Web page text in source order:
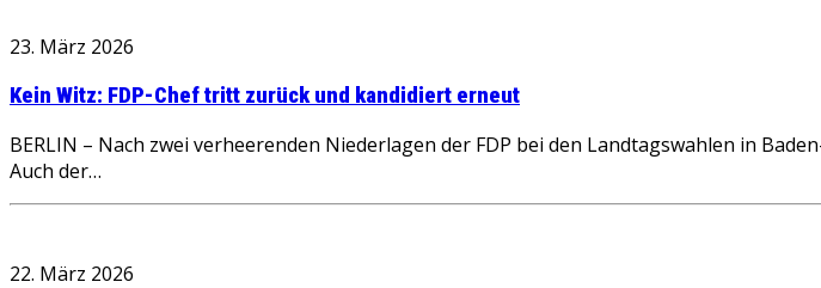
23. März 2026
Kein Witz: FDP-Chef tritt zurück und kandidiert erneut
BERLIN – Nach zwei verheerenden Niederlagen der FDP bei den Landtagswahlen in
Auch der…
22. März 2026